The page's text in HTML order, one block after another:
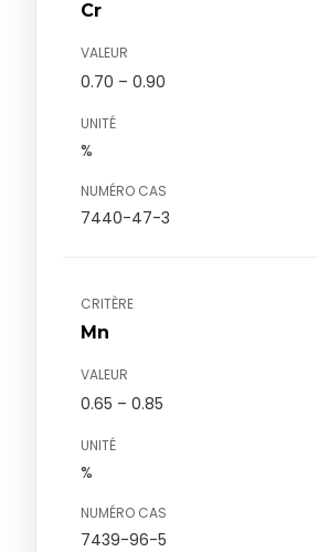
Cr
VALEUR
0.70 – 0.90
UNITÉ
%
NUMÉRO CAS
7440-47-3
CRITÈRE
Mn
VALEUR
0.65 – 0.85
UNITÉ
%
NUMÉRO CAS
7439-96-5